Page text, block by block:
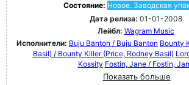
Состояние: Новое. Заводская
Дата релиза: 01-01-2008
Лейбл: Wagram Music
Исполнители: Buju Banton / Buju Banton Bounty
Basil) / Bounty Killer (Price, Rodney Basil)
Kossity Fostin, Jane / Fostin,
Показать больше